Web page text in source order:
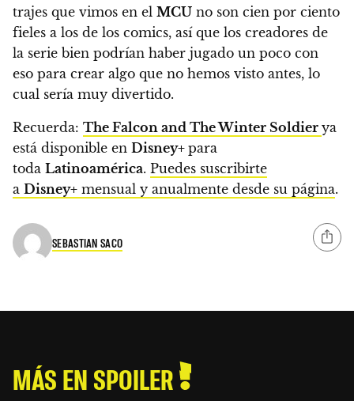
trajes que vimos en el MCU no son cien por ciento
fieles a los de los comics, así que los creadores de
la serie bien podrían haber jugado un poco con
eso para crear algo que no hemos visto antes, lo
cual sería muy divertido.
Recuerda: The Falcon and The Winter Soldier ya
está disponible en Disney+ para
toda Latinoamérica. Puedes suscribirte
a Disney+ mensual y anualmente desde su página.
SEBASTIAN SACO
MÁS EN SPOILER